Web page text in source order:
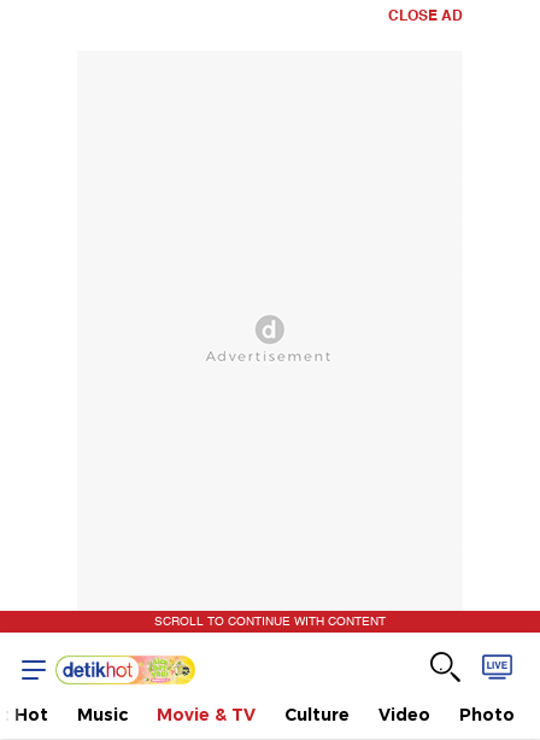
CLOSE AD
SCROLL TO CONTINUE WITH CONTENT
Hot Music Movie & TV Culture Video Photo